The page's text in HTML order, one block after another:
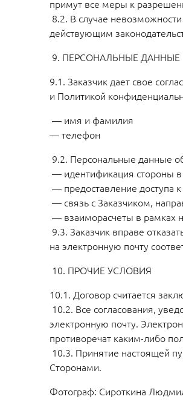
примут все меры к
8.2. В случае
действующим
9. ПЕРСОНАЛЬНЫЕ
9.1. Заказчик дает свое
и Политикой
— имя и фамилия
— телефон
9.2. Персональные данные
— идентификация стороны
— предоставление доступа к
— связь с Заказчиком,
— взаиморасчеты в рамках
9.3. Заказчик вправе
на электронную почту
10. ПРОЧИЕ УСЛОВИЯ
10.1. Договор считается
10.2. Все согласования,
электронную почту.
противоречат каким-либо
10.3. Принятие настоящей
Сторонами.
Фотограф: Сироткина